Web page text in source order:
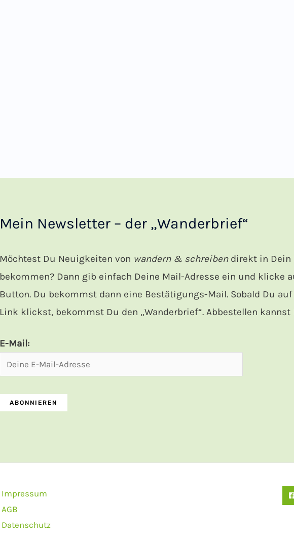
Mein Newsletter – der „Wanderbrief“
Möchtest Du Neuigkeiten von wandern & schreibendirekt in Dein
bekommen? Dann gib einfach Deine Mail-Adresse ein und klicke
Button. Du bekommst dann eine Bestätigungs-Mail. Sobald Du
Link klickst, bekommst Du den „Wanderbrief“. Abbestellen
E-Mail:
Impressum
AGB
Datenschutz